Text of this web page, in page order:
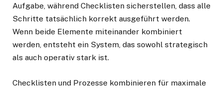
Aufgabe, während Checklisten sicherstellen, dass alle
Schritte tatsächlich korrekt ausgeführt werden.
Wenn beide Elemente miteinander kombiniert
werden, entsteht ein System, das sowohl strategisch
als auch operativ stark ist.
Checklisten und Prozesse kombinieren für maximale